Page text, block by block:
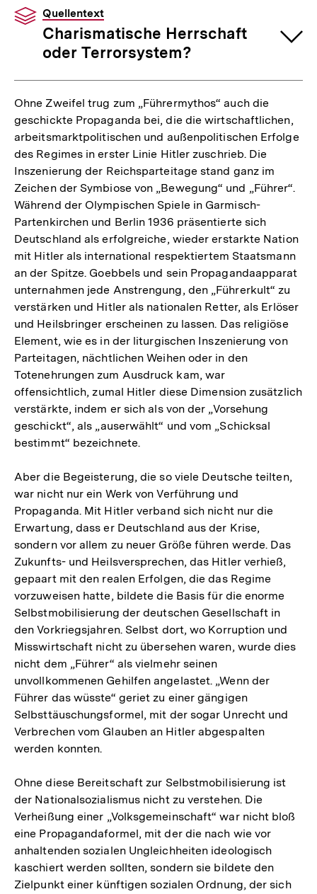
Quellentext
Charismatische Herrschaft
oder Terrorsystem?
Ohne Zweifel trug zum „Führermythos“ auch die
geschickte Propaganda bei, die die wirtschaftlichen,
arbeitsmarktpolitischen und außenpolitischen Erfolge
des Regimes in erster Linie Hitler zuschrieb. Die
Inszenierung der Reichsparteitage stand ganz im
Zeichen der Symbiose von „Bewegung“ und „Führer“.
Während der Olympischen Spiele in Garmisch-
Partenkirchen und Berlin 1936 präsentierte sich
Deutschland als erfolgreiche, wieder erstarkte Nation
mit Hitler als international respektiertem Staatsmann
an der Spitze. Goebbels und sein Propagandaapparat
unternahmen jede Anstrengung, den „Führerkult“ zu
verstärken und Hitler als nationalen Retter, als Erlöser
und Heilsbringer erscheinen zu lassen. Das religiöse
Element, wie es in der liturgischen Inszenierung von
Parteitagen, nächtlichen Weihen oder in den
Totenehrungen zum Ausdruck kam, war
offensichtlich, zumal Hitler diese Dimension zusätzlich
verstärkte, indem er sich als von der „Vorsehung
geschickt“, als „auserwählt“ und vom „Schicksal
bestimmt“ bezeichnete.
Aber die Begeisterung, die so viele Deutsche teilten,
war nicht nur ein Werk von Verführung und
Propaganda. Mit Hitler verband sich nicht nur die
Erwartung, dass er Deutschland aus der Krise,
sondern vor allem zu neuer Größe führen werde. Das
Zukunfts- und Heilsversprechen, das Hitler verhieß,
gepaart mit den realen Erfolgen, die das Regime
vorzuweisen hatte, bildete die Basis für die enorme
Selbstmobilisierung der deutschen Gesellschaft in
den Vorkriegsjahren. Selbst dort, wo Korruption und
Misswirtschaft nicht zu übersehen waren, wurde dies
nicht dem „Führer“ als vielmehr seinen
unvollkommenen Gehilfen angelastet. „Wenn der
Führer das wüsste“ geriet zu einer gängigen
Selbsttäuschungsformel, mit der sogar Unrecht und
Verbrechen vom Glauben an Hitler abgespalten
werden konnten.
Ohne diese Bereitschaft zur Selbstmobilisierung ist
der Nationalsozialismus nicht zu verstehen. Die
Verheißung einer „Volksgemeinschaft“ war nicht bloß
eine Propagandaformel, mit der die nach wie vor
anhaltenden sozialen Ungleichheiten ideologisch
kaschiert werden sollten, sondern sie bildete den
Zielpunkt einer künftigen sozialen Ordnung, der sich